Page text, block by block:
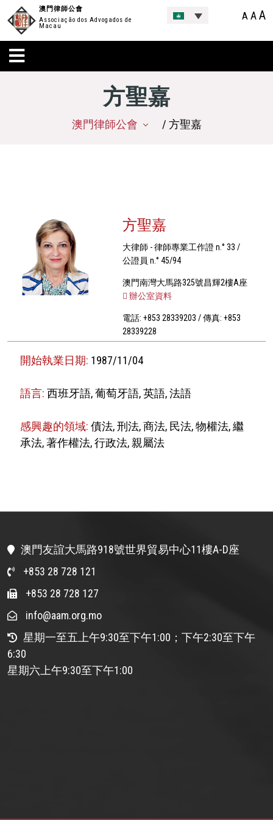
澳門律師公會
Associação dos Advogados de
Macau
A AA
方聖嘉
澳門律師公會 / 方聖嘉
方聖嘉
大律師 - 律師專業工作證 n.° 33 /
公證員 n.° 45/94
澳門南灣大馬路325號昌輝2樓A座
辦公室資料
電話: +853 28339203 / 傳真: +853
28339228
開始執業日期: 1987/11/04
語言:西班牙語, 葡萄牙語, 英語, 法語
感興趣的領域:債法, 刑法, 商法, 民法, 物權法, 繼
承法, 著作權法, 行政法, 親屬法
澳門友誼大馬路918號世界貿易中心11樓A-D座
+853 28 728 121
+853 28 728 127
info@aam.org.mo
星期一至五上午9:30至下午1:00；下午2:30至下午
6:30
星期六上午9:30至下午1:00